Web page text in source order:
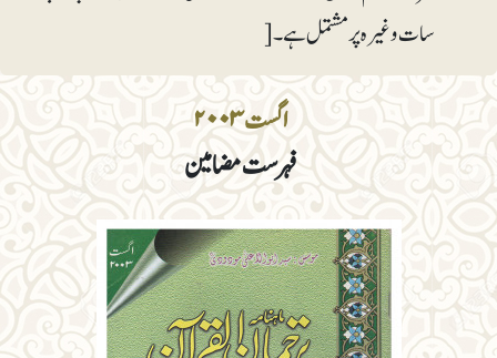
اگست ۲۰۰۳
فہرست مضامین
سات وغیرہ پر مشتمل ہے۔[